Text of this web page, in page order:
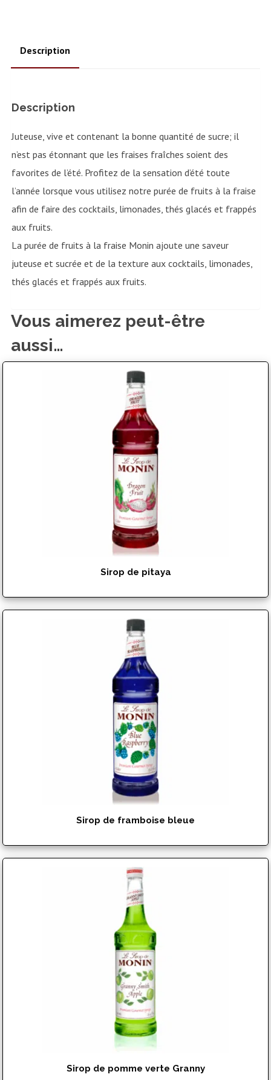
Description
Description
Juteuse, vive et contenant la bonne quantité de sucre; il
n’est pas étonnant que les fraises fraîches soient des
favorites de l’été. Profitez de la sensation d’été toute
l’année lorsque vous utilisez notre purée de fruits à la fraise
afin de faire des cocktails, limonades, thés glacés et frappés
aux fruits.
La purée de fruits à la fraise Monin ajoute une saveur
juteuse et sucrée et de la texture aux cocktails, limonades,
thés glacés et frappés aux fruits.
Vous aimerez peut-être
aussi…
Sirop de pitaya
Sirop de framboise bleue
Sirop de pomme verte Granny